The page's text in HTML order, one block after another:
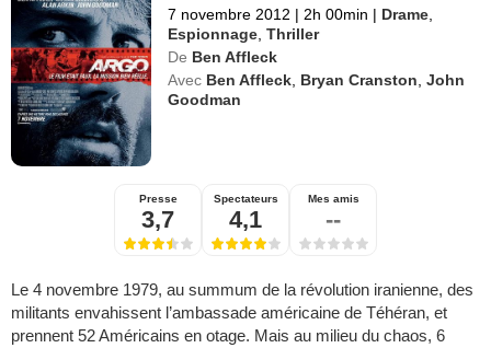
7 novembre 2012 | 2h 00min | Drame
Espionnage ,Thriller
De Ben Affleck
Avec Ben Affleck Bryan Cranston ,John
Goodman
Presse
3,7
Spectateurs
4,1
Mes amis
--
Le 4 novembre 1979, au summum de la révolution iranienne, des
militants envahissent l’ambassade américaine de Téhéran, et
prennent 52 Américains en otage. Mais au milieu du chaos, 6